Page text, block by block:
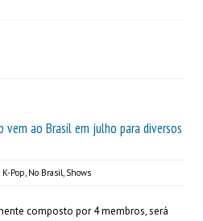
ao Brasil em julho para diversos
K-Pop, No Brasil, Shows
composto por 4 membros, será